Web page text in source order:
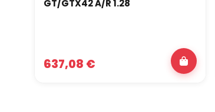
GT/GTX42 A/R 1.28
637,08 €